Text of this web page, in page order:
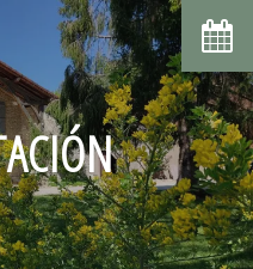
Dom
1 2
-
8
-
9
-
15
-
16
22 23